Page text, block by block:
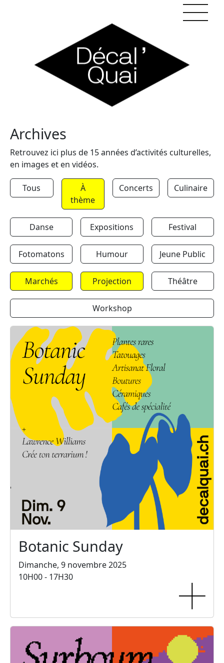
Archives
Retrouvez ici plus de 15 années d’activités culturelles,
en images et en vidéos.
Tous
À
thème
Concerts Culinaire
Danse Expositions Festival
Fotomatons Humour Jeune Public
Marchés Projection Théâtre
Workshop
Botanic Sunday
Dimanche, 9 novembre 2025
10H00 - 17H30